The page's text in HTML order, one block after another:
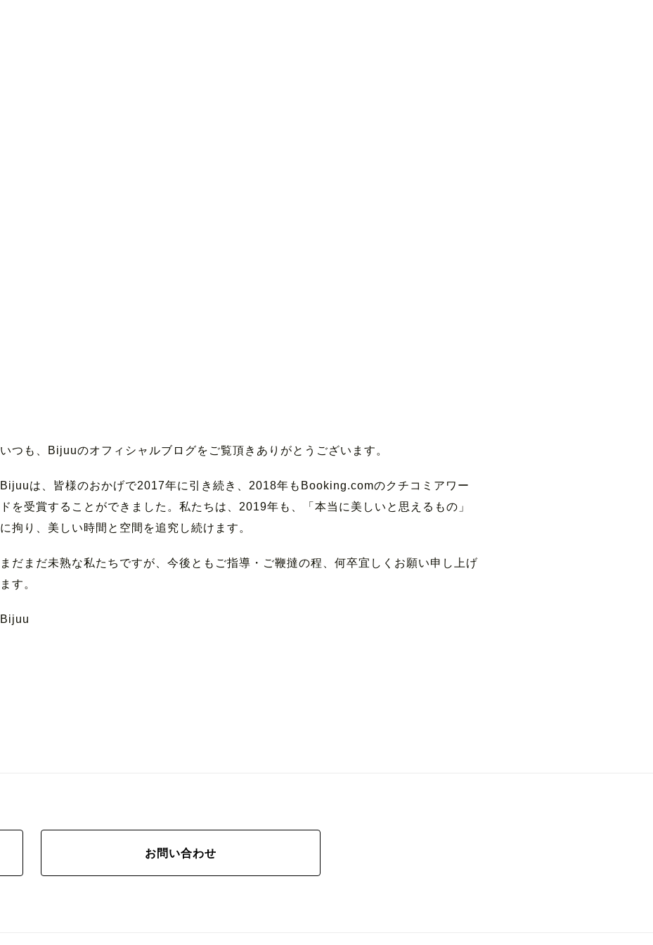
いつも、Bijuuのオフィシャルブログをご覧頂きありがとうございます。
Bijuuは、皆様のおかげで2017年に引き続き、2018年もBooking.comのクチコミアワー
ドを受賞することができました。私たちは、2019年も、「本当に美しいと思えるもの」
に拘り、美しい時間と空間を追究し続けます。
まだまだ未熟な私たちですが、今後ともご指導・ご鞭撻の程、何卒宜しくお願い申し上げ
ます。
Bijuu
お問い合わせ